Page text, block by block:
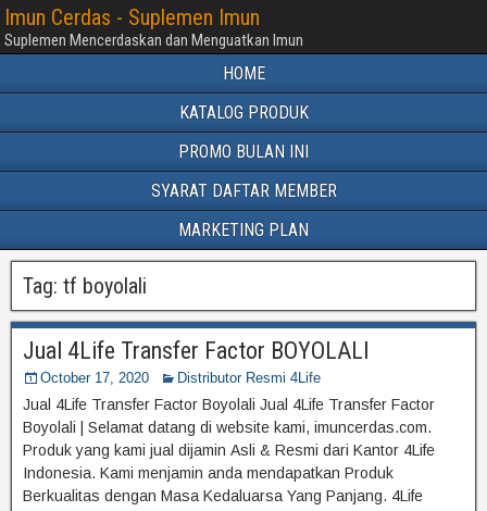
Imun Cerdas - Suplemen Imun
Suplemen Mencerdaskan dan Menguatkan Imun
HOME
KATALOG PRODUK
PROMO BULAN INI
SYARAT DAFTAR MEMBER
MARKETING PLAN
Tag: tf boyolali
Jual 4Life Transfer Factor BOYOLALI
October 17, 2020 Distributor Resmi 4Life
Jual 4Life Transfer Factor Boyolali Jual 4Life Transfer Factor
Boyolali | Selamat datang di website kami, imuncerdas.com.
Produk yang kami jual dijamin Asli & Resmi dari Kantor 4Life
Indonesia. Kami menjamin anda mendapatkan Produk
Berkualitas dengan Masa Kedaluarsa Yang Panjang. 4Life